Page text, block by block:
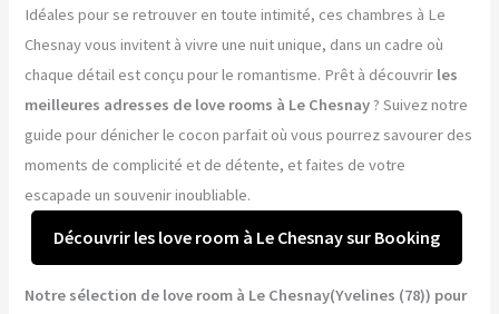
Idéales pour se retrouver en toute intimité, ces chambres à Le
Chesnay vous invitent à vivre une nuit unique, dans un cadre où
chaque détail est conçu pour le romantisme. Prêt à découvrir les
meilleures adresses de love rooms à Le Chesnay? Suivez notre
guide pour dénicher le cocon parfait où vous pourrez savourer des
moments de complicité et de détente, et faites de votre
escapade un souvenir inoubliable.
Découvrir les love room à Le Chesnay sur Booking
Notre sélection de love room à Le Chesnay(Yvelines (78)) pour